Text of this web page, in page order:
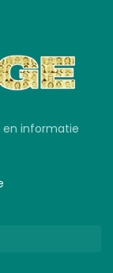
en informatie